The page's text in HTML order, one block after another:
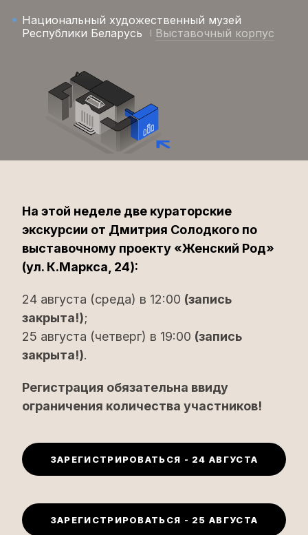
Национальный художественный музей
Республики Беларусь
Выставочный корпус
На этой неделе две кураторские
экскурсии от Дмитрия Солодкого по
выставочному проекту «Женский Род»
(ул. К.Маркса, 24):
24 августа (среда) в 12:00 (запись
закрыта!);
25 августа (четверг) в 19:00 (запись
закрыта!).
Регистрация обязательна ввиду
ограничения количества участников!
ЗАРЕГИСТРИРОВАТЬСЯ - 24 АВГУСТА
ЗАРЕГИСТРИРОВАТЬСЯ - 25 АВГУСТА